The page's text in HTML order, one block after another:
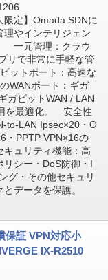
定】Omada SDNに
理やインテリジェン
一元管理：クラウ
リで非常に手軽な管
ットポート：高速な
WANポート：ギガ
ガビットWAN / LAN
を最適化。 安全性
to-LAN Ipsec×20・O
・PPTP VPN×16の
ュリティ機能：高
リシー・DoS防御・I
グ・その他セキュリ
とデータを保護。
保証 VPN対応小
IX-R2510